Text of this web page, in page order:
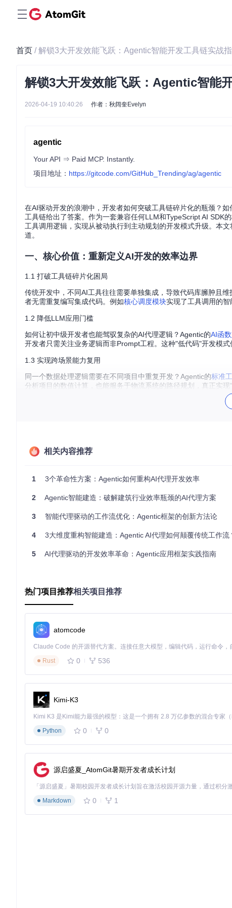
首页 / 解锁3大开发效能飞跃：Agentic智能开发工具链实战
解锁3大开发效能飞跃：Agentic智能
2026-04-19 10:40:26 作者：秋阔奎Evelyn
agentic
Your API ⇒ Paid MCP. Instantly.
项目地址： https://gitcode.com/GitHub_Trending/ag/agentic
在AI驱动开发的浪潮中，开发者如何突破工具链碎片化的瓶颈？
工具链给出了答案。作为一套兼容任何LLM和TypeScript AI SDK
工具调用逻辑，实现从被动执行到主动规划的开发模式升级。本
道。
一、核心价值：重新定义AI开发的效率边界
1.1 打破工具链碎片化困局
传统开发中，不同AI工具往往需要单独集成，导致代码库臃肿且
者无需重复编写集成代码。例如核心调度模块实现了工具调用的
1.2 降低LLM应用门槛
如何让初中级开发者也能驾驭复杂的AI代理逻辑？Agentic的AI函
开发者只需关注业务逻辑而非Prompt工程。这种"低代码"开发模式
1.3 实现跨场景能力复用
同一个数据处理逻辑需要在不同项目中重复开发？Agentic的标准
分析项目的数值计算，也能服务于物流系统的路径规划，真正实现
义，多模型兼容"的设计大幅降低了维护成本。
2.2 TypeScript代理开发：类型安全的AI交互体验
部API时，类型检查会在编译阶段发现潜在问题，比传统运行时错
⚠️重要提示：使用第三方工具时，务必通过assert模块验证返回
三、行业实践：三大场景的落地应用案例
3.1 金融数据分析：从原始数据到决策建议
某量化交易团队利用Agentic构建了智能分析系统：通过
告。整个流程从原来的2小时缩短至15分钟，且错误率降低65%。
📌实施步骤
定义分析链：const analysisChain =
执行任务：
const report = await analysisChain.run("分
电商平台集成Agentic后，客服AI能够自主调用多种工具：通过
题给人工客服。用户问题一次解决率提升了38%。
3.3 科研文献分析：加速学术研究进程
某生物医药研究团队利用Agentic处理学术文献：通过
相关内容推荐
1 3个革命性方案：Agentic如何重构AI代理开发效率
2 Agentic智能建造：破解建筑行业效率瓶颈的AI代理方案
3 智能代理驱动的工作流优化：Agentic框架的创新方法论
4 3大维度重构智能建造：Agentic AI代理如何颠覆传统工作流
5 AI代理驱动的开发效率革命：Agentic应用框架实践指南
热门项目推荐相关项目推荐
atomcode
Rust
0 536
Kimi-K3
Python
0 0
源启盛夏_AtomGit暑期开发者成长计划
Markdown
0 1